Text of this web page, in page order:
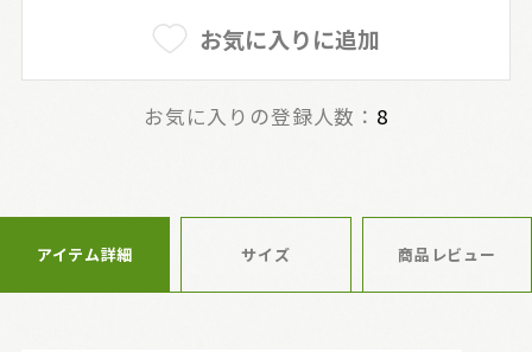
お気に入りに追加
お気に入りの登録人数： 8
アイテム詳細 サイズ 商品レビュー